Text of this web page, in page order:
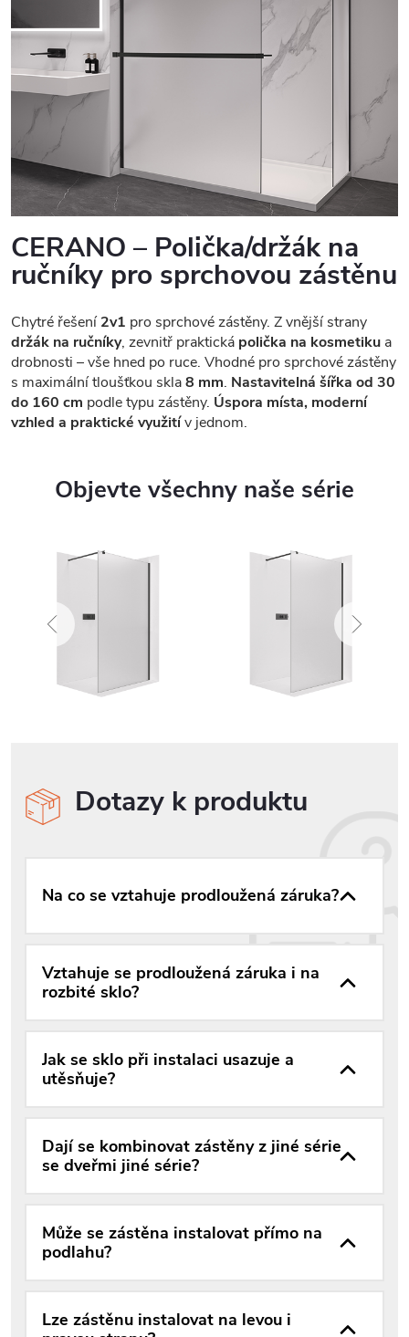
CERANO – Polička/držák na
ručníky pro sprchovou zástěnu
Chytré řešení2v1 pro sprchové zástěny. Z vnější strany
držák na ručníky, zevnitř praktická polička na kosmetiku a
drobnosti – vše hned po ruce. Vhodné pro sprchové zástěny
s maximální tloušťkou skla8 mm. Nastavitelná šířka od 30
do 160 cm podle typu zástěny. Úspora místa, moderní
vzhled a praktické využitív jednom.
Objevte všechny naše série
Dotazy k produktu
Na co se vztahuje prodloužená záruka?
Vztahuje se prodloužená záruka i na
rozbité sklo?
Jak se sklo při instalaci usazuje a
utěsňuje?
Dají se kombinovat zástěny z jiné série
se dveřmi jiné série?
Může se zástěna instalovat přímo na
podlahu?
Lze zástěnu instalovat na levou i